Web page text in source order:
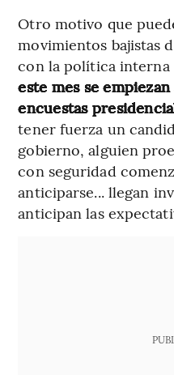
Otro motivo que
movimientos bajistas
con la política interna
este mes se
encuestas
tener fuerza un
gobierno, alguien
con seguridad
anticiparse... llegan
anticipan las